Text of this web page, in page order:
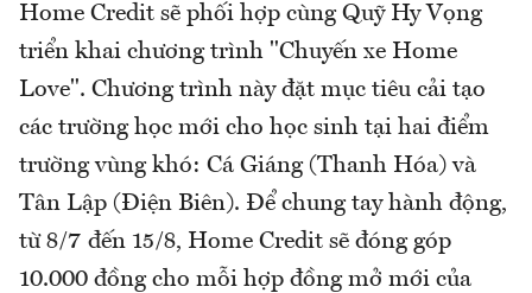
Home Credit sẽ phối hợp cùng Quỹ Hy Vọng
triển khai chương trình "Chuyến xe Home
Love". Chương trình này đặt mục tiêu cải tạo
các trường học mới cho học sinh tại hai điểm
trường vùng khó: Cá Giáng (Thanh Hóa) và
Tân Lập (Điện Biên). Để chung tay hành động,
từ 8/7 đến 15/8, Home Credit sẽ đóng góp
10.000 đồng cho mỗi hợp đồng mở mới của